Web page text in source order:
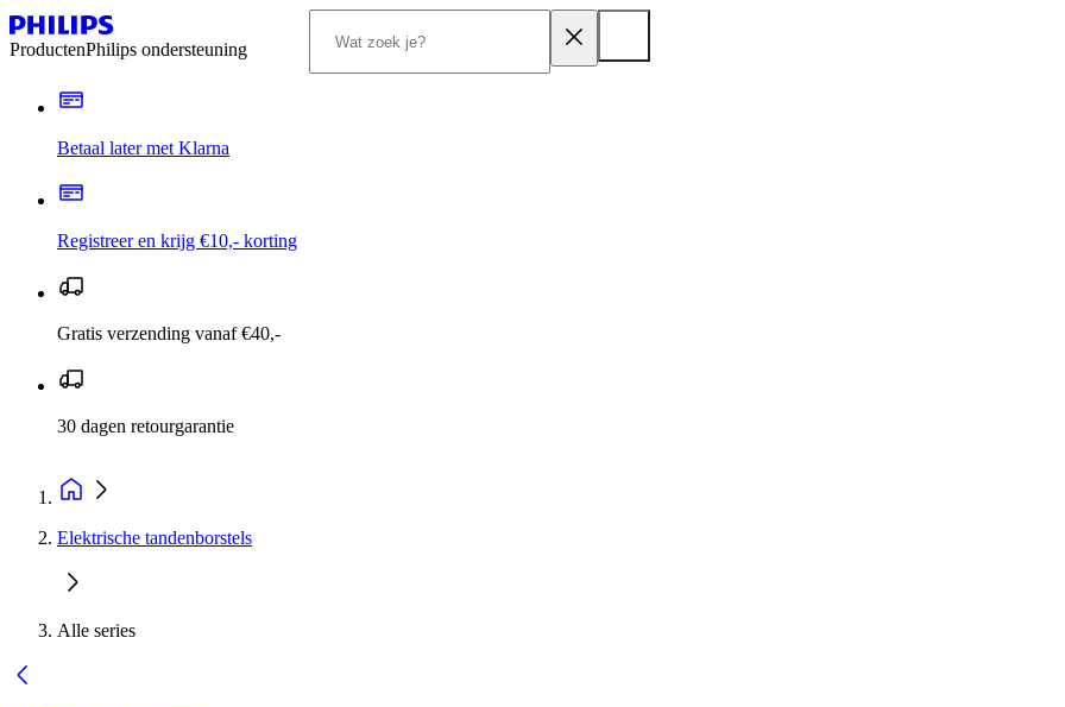
ProductenPhilips ondersteuning
Betaal later met Klarna
Registreer en krijg €10,- korting
Gratis verzending vanaf €40,-
30 dagen retourgarantie
Elektrische tandenborstels
Alle series